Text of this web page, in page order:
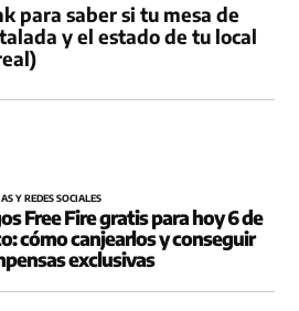
para saber si tu mesa de
y el estado de tu local
Y REDES SOCIALES
Free Fire gratis para hoy 6 de
cómo canjearlos y conseguir
exclusivas